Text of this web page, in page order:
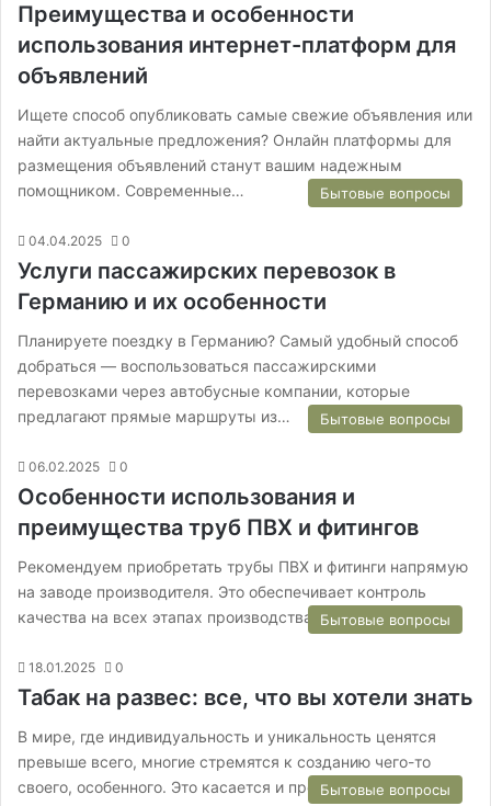
Преимущества и особенности
использования интернет-платформ для
объявлений
Ищете способ опубликовать самые свежие объявления или
найти актуальные предложения? Онлайн платформы для
размещения объявлений станут вашим надежным
помощником. Современные…
Бытовые вопросы
04.04.2025 0
Услуги пассажирских перевозок в
Германию и их особенности
Планируете поездку в Германию? Самый удобный способ
добраться — воспользоваться пассажирскими
перевозками через автобусные компании, которые
предлагают прямые маршруты из…
Бытовые вопросы
06.02.2025 0
Особенности использования и
преимущества труб ПВХ и фитингов
Рекомендуем приобретать трубы ПВХ и фитинги напрямую
на заводе производителя. Это обеспечивает контроль
качества на всех этапах производства и позволяет…
Бытовые вопросы
18.01.2025 0
Табак на развес: все, что вы хотели знать
В мире, где индивидуальность и уникальность ценятся
превыше всего, многие стремятся к созданию чего-то
своего, особенного. Это касается и процесса…Бытовые вопросы